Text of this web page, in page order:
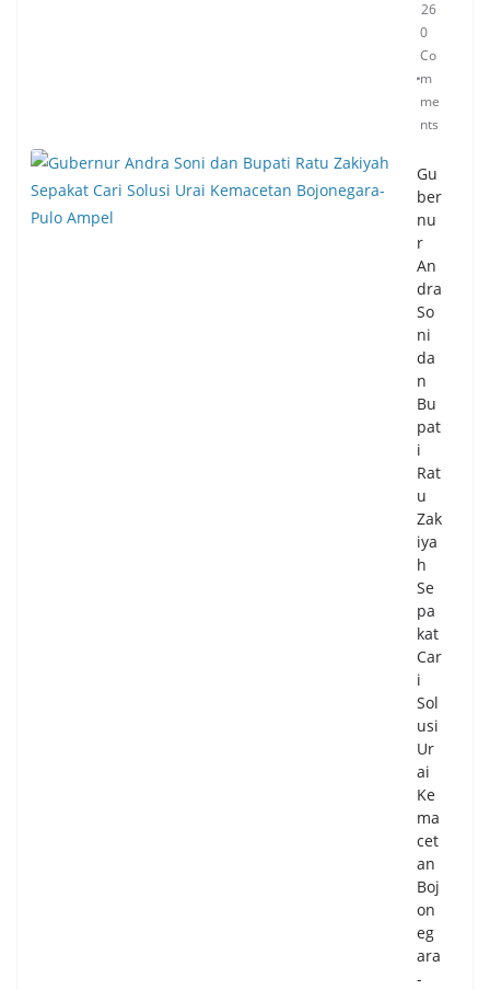
26
0
Co
m
me
nts
Gu
ber
nu
r
An
dra
So
ni
da
n
Bu
pat
i
Rat
u
Zak
iya
h
Se
pa
kat
Car
i
Sol
usi
Ur
ai
Ke
ma
cet
an
Boj
on
eg
ara
-